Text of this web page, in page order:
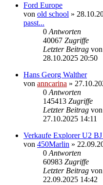
Ford Europe
von old school »
passt...
0 Antworten
40067 Zugriffe
Letzter Beitrag von
28.10.2025 20:50
Hans Georg Walther
von anncarina »
0 Antworten
145413 Zugriffe
Letzter Beitrag von
27.10.2025 14:11
Verkaufe Explorer U2
von 450Marlin »
0 Antworten
60983 Zugriffe
Letzter Beitrag von
22.09.2025 14:42